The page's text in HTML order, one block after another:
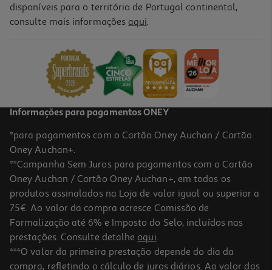
Pão Pachamama Sem Glúten Aveia E Sementes Bio 300g
4.5
Pão Pachamama Sem Glúten Proteico Low Carb 300g
12.63 €/Kg
disponíveis para o território de Portugal continental,
consulte mais informações aqui.
Informações para pagamentos ONEY
*para pagamentos com o Cartão Oney Auchan / Cartão
Oney Auchan+.
**Campanha Sem Juros para pagamentos com o Cartão
Oney Auchan / Cartão Oney Auchan+, em todos os
produtos assinalados na Loja de valor igual ou superior a
75€. Ao valor da compra acresce Comissão de
Formalização até 6% e Imposto do Selo, incluídos nas
prestações. Consulte detalhe aqui.
***O valor da primeira prestação depende do dia da
compra, refletindo o cálculo de juros diários. Ao valor das